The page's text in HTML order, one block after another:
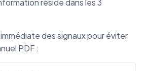
réside dans les 3
des signaux pour éviter
PDF :